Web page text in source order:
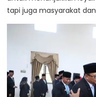
tapi juga masyarakat